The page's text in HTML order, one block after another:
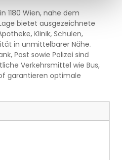
1180 Wien, nahe dem
bietet ausgezeichnete
Klinik, Schulen,
in unmittelbarer Nähe.
Post sowie Polizei sind
Verkehrsmittel wie Bus,
garantieren optimale